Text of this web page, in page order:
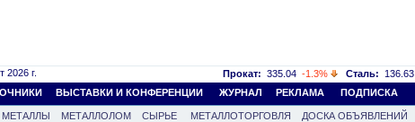
2026 г. Прокат: 335.04 -1.3% Сталь: 136.63
ВЫСТАВКИ И КОНФЕРЕНЦИИ ЖУРНАЛ РЕКЛАМА ПОДПИСКА
МЕТАЛЛЫ МЕТАЛЛОЛОМ СЫРЬЕ МЕТАЛЛОТОРГОВЛЯ
ДОСКА ОБЪЯВЛЕНИЙ